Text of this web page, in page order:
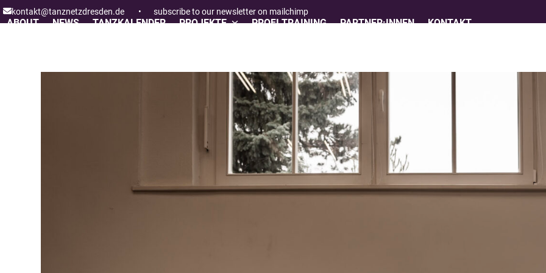
Skip
to
kontakt@tanznetzdresden.de • subscribe to our newsletter on mailchimp
ABOUT NEWS TANZKALENDER PROJEKTE PROFI TRAINING PARTNER:INNEN KONTAKT